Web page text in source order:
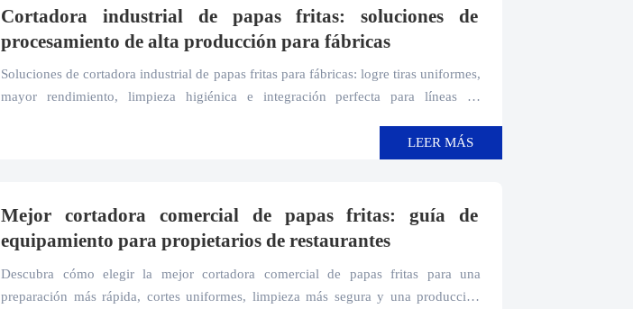
Cortadora industrial de papas fritas: soluciones de
procesamiento de alta producción para fábricas
Soluciones de cortadora industrial de papas fritas para fábricas: logre tiras uniformes,
mayor rendimiento, limpieza higiénica e integración perfecta para líneas de
LEER MÁS
Mejor cortadora comercial de papas fritas: guía de
equipamiento para propietarios de restaurantes
Descubra cómo elegir la mejor cortadora comercial de papas fritas para una
preparación más rápida, cortes uniformes, limpieza más segura y una producción